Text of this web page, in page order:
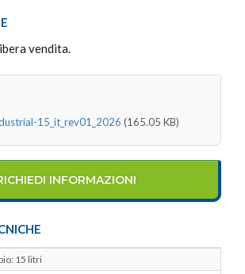
vendita.
15_it_rev01_2026 (165.05 KB)
INFORMAZIONI
15 litri